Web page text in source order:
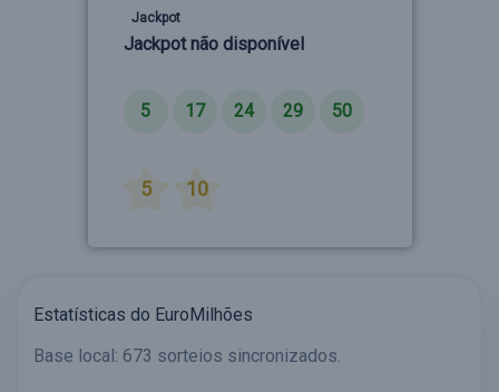
Jackpot
Jackpot não disponível
5 17 24 29 50
5 10
Estatísticas do EuroMilhões
Base local: 673 sorteios sincronizados.